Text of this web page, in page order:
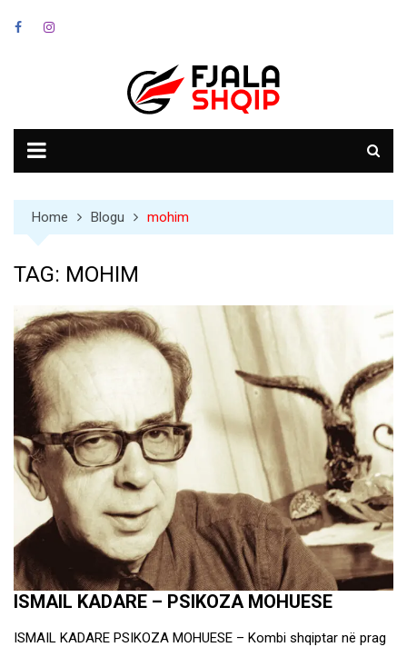
Home Blogu mohim
TAG: MOHIM
ISMAIL KADARE – PSIKOZA MOHUESE
ISMAIL KADARE PSIKOZA MOHUESE – Kombi shqiptar në prag